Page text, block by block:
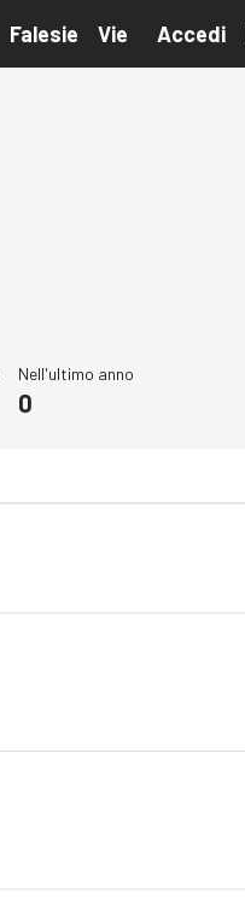
Falesie Vie Accedi
Nell'ultimo anno
0